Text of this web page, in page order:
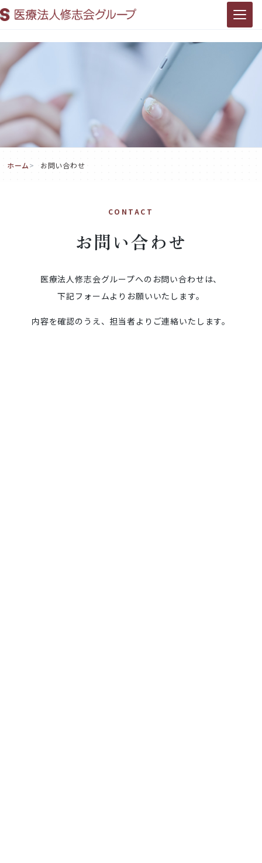
ホーム お問い合わせ
CONTACT
お問い合わせ
医療法人修志会グループへのお問い合わせは、
下記フォームよりお願いいたします。
内容を確認のうえ、担当者よりご連絡いたします。